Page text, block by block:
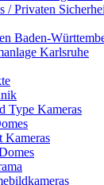
/ Privaten
Baden-
Karlsruhe
Type Kameras
Kameras